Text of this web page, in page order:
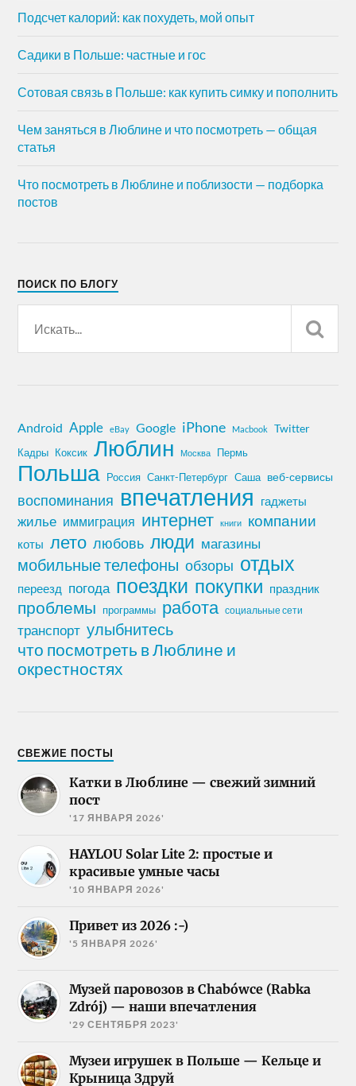
Подсчет калорий: как похудеть, мой опыт
Садики в Польше: частные и гос
Сотовая связь в Польше: как купить симку и пополнить
Чем заняться в Люблине и что посмотреть — общая
статья
Что посмотреть в Люблине и поблизости — подборка
постов
ПОИСК ПО БЛОГУ
Android Apple eBay Google iPhone Macbook Twitter
Кадры Коксик Люблин Москва Пермь
Польша Россия Санкт-Петербург Саша веб-сервисы
воспоминания впечатления гаджеты
жилье иммиграция интернет книги компании
коты лето любовь люди магазины
мобильные телефоны обзоры отдых
переезд погода поездки покупки праздник
проблемы программы работа социальные сети
транспорт улыбнитесь
что посмотреть в Люблине и
окрестностях
СВЕЖИЕ ПОСТЫ
Катки в Люблине — свежий зимний
пост
'17 ЯНВАРЯ 2026'
HAYLOU Solar Lite 2: простые и
красивые умные часы
'10 ЯНВАРЯ 2026'
Привет из 2026 :-)
'5 ЯНВАРЯ 2026'
Музей паровозов в Chabówce (Rabka
Zdrój) — наши впечатления
'29 СЕНТЯБРЯ 2023'
Музеи игрушек в Польше — Кельце и
Крыница Здруй